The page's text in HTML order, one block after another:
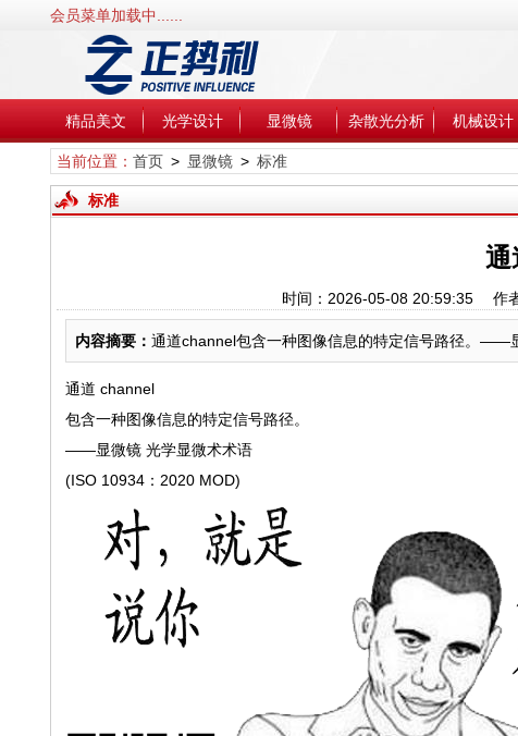
会员菜单加载中......
精品美文 光学设计 显微镜 杂散光分析 机械设计
当前位置： 首页> 显微镜> 标准
标准
通
时间：2026-05-08 20:59:35
内容摘要： 通道channel包含一种图像信息的特定信号路径。——
通道 channel
包含一种图像信息的特定信号路径。
——显微镜 光学显微术术语
(ISO 10934：2020 MOD)